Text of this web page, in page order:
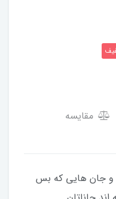
مقایسه
و جان هایی که بس